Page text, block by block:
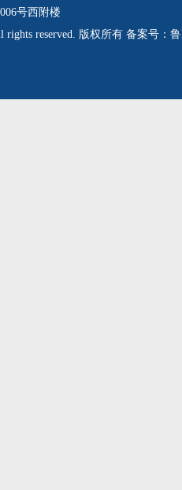
号西附楼
reserved. 版权所有 备案号：鲁